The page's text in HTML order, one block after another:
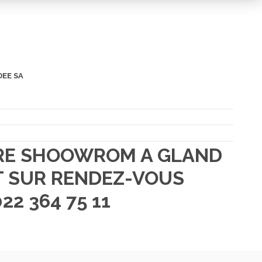
SA
SHOOWROM A GLAND
RENDEZ-VOUS
364 75 11